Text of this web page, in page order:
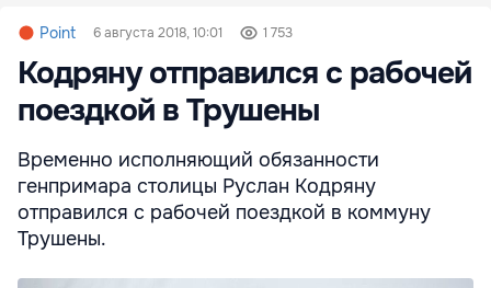
Point 6 августа 2018, 10:01 1 753
Кодряну отправился с рабочей
поездкой в Трушены
Временно исполняющий обязанности
генпримара столицы Руслан Кодряну
отправился с рабочей поездкой в коммуну
Трушены.